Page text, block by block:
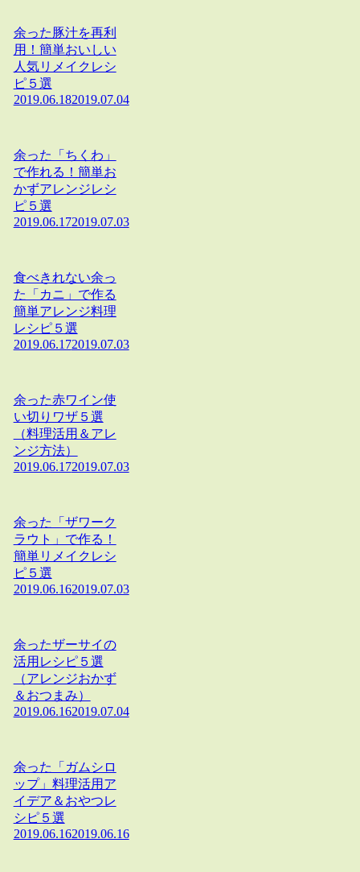
余った豚汁を再利
用！簡単おいしい
人気リメイクレシ
ピ５選
2019.06.182019.07.04
余った「ちくわ」
で作れる！簡単お
かずアレンジレシ
ピ５選
2019.06.172019.07.03
食べきれない余っ
た「カニ」で作る
簡単アレンジ料理
レシピ５選
2019.06.172019.07.03
余った赤ワイン使
い切りワザ５選
（料理活用＆アレ
ンジ方法）
2019.06.172019.07.03
余った「ザワーク
ラウト」で作る！
簡単リメイクレシ
ピ５選
2019.06.162019.07.03
余ったザーサイの
活用レシピ５選
（アレンジおかず
＆おつまみ）
2019.06.162019.07.04
余った「ガムシロ
ップ」料理活用ア
イデア＆おやつレ
シピ５選
2019.06.162019.06.16